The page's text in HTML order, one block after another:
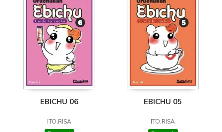
EBICHU 06
ITO,RISA
EBICHU 05
ITO,RISA